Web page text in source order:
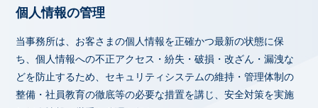
個人情報の管理
当事務所は、お客さまの個人情報を正確かつ最新の状態に保
ち、個人情報への不正アクセス・紛失・破損・改ざん・漏洩な
どを防止するため、セキュリティシステムの維持・管理体制の
整備・社員教育の徹底等の必要な措置を講じ、安全対策を実施